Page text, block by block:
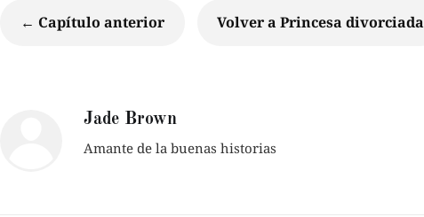
← Capítulo anterior Volver a Princesa divorciada
Jade Brown
Amante de la buenas historias